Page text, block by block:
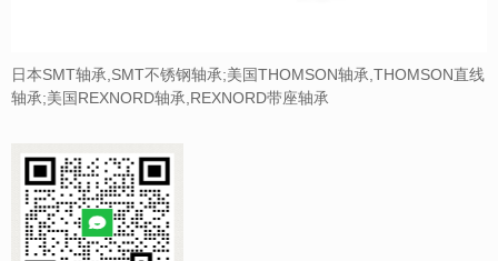
日本SMT轴承,SMT不锈钢轴承;美国THOMSON轴承,THOMSON直线
轴承;美国REXNORD轴承,REXNORD带座轴承